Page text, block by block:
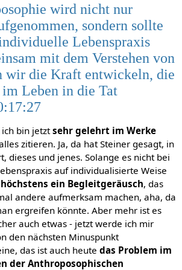
wird nicht nur
sondern sollte
Lebenspraxis
mit dem Verstehen von
wir die Kraft entwickeln, die
Leben in die Tat
bin jetztsehr gelehrt im Werke
zitieren. Ja, da hat Steiner gesagt, in
dieses und jenes. Solange es nicht bei
auf individualisierte Weise
höchstens ein Begleitgeräusch, das
andere aufmerksam machen, aha, da
ergreifen könnte. Aber mehr ist es
auch etwas - jetzt werde ich mir
den nächsten Minuspunkt
das ist auch heute das Problem im
der Anthroposophischen